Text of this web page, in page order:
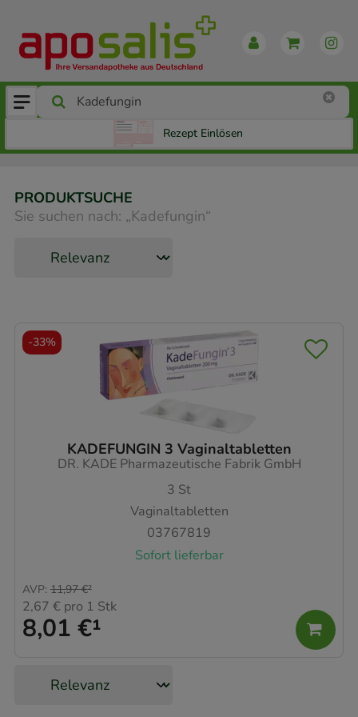
Rezept Einlösen
PRODUKTSUCHE
Sie suchen nach: „Kadefungin“
KADEFUNGIN 3 Vaginaltabletten
DR. KADE Pharmazeutische Fabrik GmbH
3 St
Vaginaltabletten
03767819
Sofort lieferbar
8,01 €¹
AVP: 11,97 €²
2,67 € pro 1 Stk
-33%